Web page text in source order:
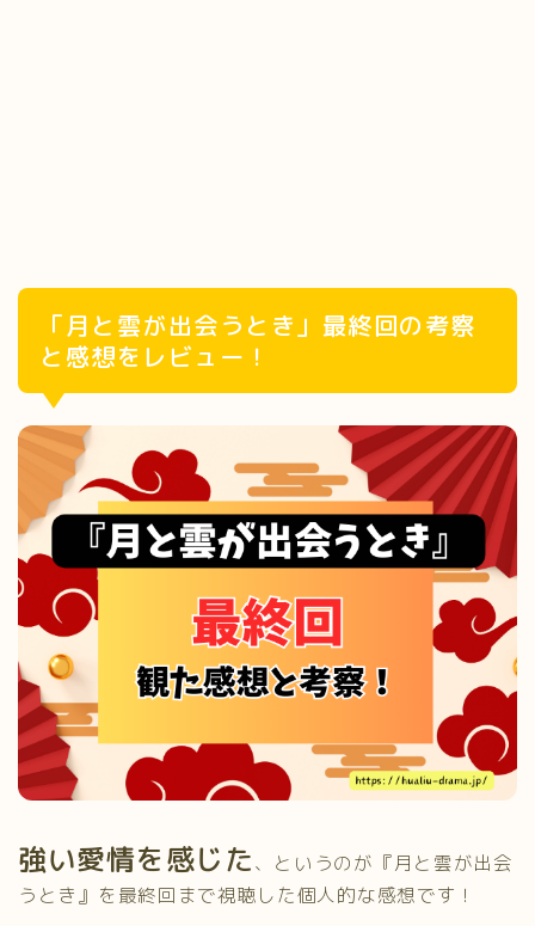
「月と雲が出会うとき」最終回の考察
と感想をレビュー！
強い愛情を感じた、というのが『月と雲が出会
うとき』を最終回まで視聴した個人的な感想です！